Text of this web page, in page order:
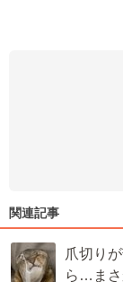
関連記事
爪切り
ら…ま